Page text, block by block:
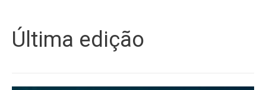
Última edição